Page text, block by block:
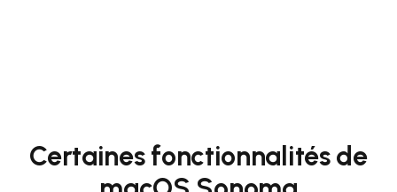
Certaines fonctionnalités de